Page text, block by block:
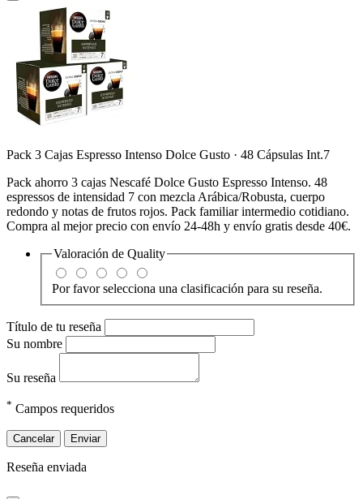
Pack 3 Cajas Espresso Intenso Dolce Gusto · 48 Cápsulas Int.7
Pack ahorro 3 cajas Nescafé Dolce Gusto Espresso Intenso. 48
espressos de intensidad 7 con mezcla Arábica/Robusta, cuerpo
redondo y notas de frutos rojos. Pack familiar intermedio cotidiano.
Compra al mejor precio con envío 24-48h y envío gratis desde 40€.
Valoración de Quality
Por favor selecciona una clasificación para su reseña.
Título de tu reseña
Su nombre
Su reseña
* Campos requeridos
Cancelar Enviar
Reseña enviada